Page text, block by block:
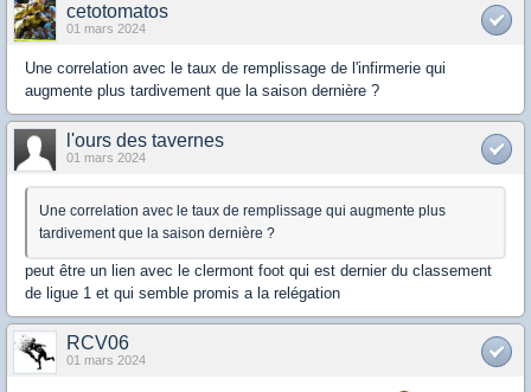
cetotomatos
01 mars 2024
Une correlation avec le taux de remplissage de l'infirmerie qui
augmente plus tardivement que la saison dernière ?
l'ours des tavernes
01 mars 2024
Une correlation avec le taux de remplissage qui augmente plus
tardivement que la saison dernière ?
peut être un lien avec le clermont foot qui est dernier du classement
de ligue 1 et qui semble promis a la relégation
RCV06
01 mars 2024